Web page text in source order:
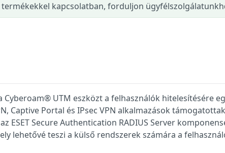
termékekkel kapcsolatban, forduljon
UTM eszközt a felhasználók hitelesítésére
Captive Portal és IPsec VPN alkalmazások
ESET Secure Authentication RADIUS Server
lehetővé teszi a külső rendszerek számára a